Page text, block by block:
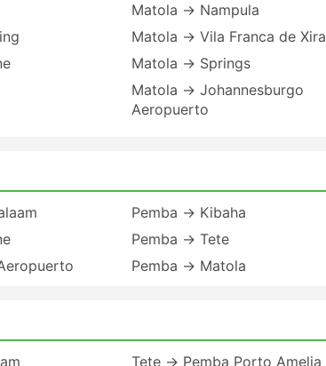
Matola → Nampula
Matola → Vila Franca de Xira
Matola → Springs
Matola → Johannesburgo
Aeropuerto
Pemba → Kibaha
Pemba → Tete
Pemba → Matola
Tete → Pemba Porto Amelia